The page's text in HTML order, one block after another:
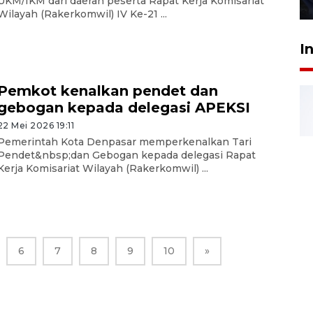
(Rakerkomwil) IV Ke-21 ...
kenalkan pendet dan
kepada delegasi APEKSI
Mei 2026 19:11
Kota Denpasar memperkenalkan Tari
Gebogan kepada delegasi Rapat
Komisariat Wilayah (Rakerkomwil) ...
6 7 8 9 10 »